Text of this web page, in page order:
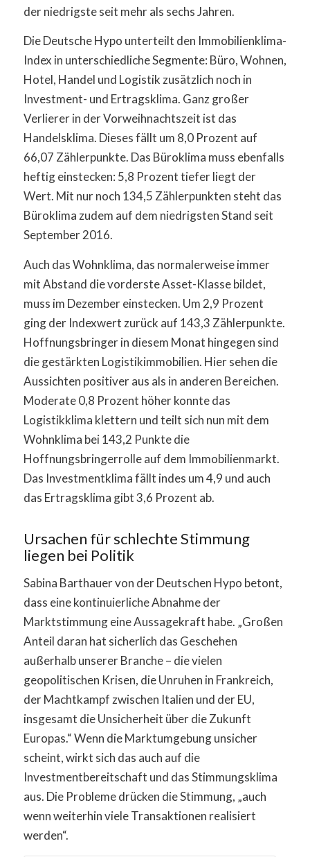
der niedrigste seit mehr als sechs Jahren.
Die Deutsche Hypo unterteilt den Immobilienklima-
Index in unterschiedliche Segmente: Büro, Wohnen,
Hotel, Handel und Logistik zusätzlich noch in
Investment- und Ertragsklima. Ganz großer
Verlierer in der Vorweihnachtszeit ist das
Handelsklima. Dieses fällt um 8,0 Prozent auf
66,07 Zählerpunkte. Das Büroklima muss ebenfalls
heftig einstecken: 5,8 Prozent tiefer liegt der
Wert. Mit nur noch 134,5 Zählerpunkten steht das
Büroklima zudem auf dem niedrigsten Stand seit
September 2016.
Auch das Wohnklima, das normalerweise immer
mit Abstand die vorderste Asset-Klasse bildet,
muss im Dezember einstecken. Um 2,9 Prozent
ging der Indexwert zurück auf 143,3 Zählerpunkte.
Hoffnungsbringer in diesem Monat hingegen sind
die gestärkten Logistikimmobilien. Hier sehen die
Aussichten positiver aus als in anderen Bereichen.
Moderate 0,8 Prozent höher konnte das
Logistikklima klettern und teilt sich nun mit dem
Wohnklima bei 143,2 Punkte die
Hoffnungsbringerrolle auf dem Immobilienmarkt.
Das Investmentklima fällt indes um 4,9 und auch
das Ertragsklima gibt 3,6 Prozent ab.
Ursachen für schlechte Stimmung
liegen bei Politik
Sabina Barthauer von der Deutschen Hypo betont,
dass eine kontinuierliche Abnahme der
Marktstimmung eine Aussagekraft habe. „Großen
Anteil daran hat sicherlich das Geschehen
außerhalb unserer Branche – die vielen
geopolitischen Krisen, die Unruhen in Frankreich,
der Machtkampf zwischen Italien und der EU,
insgesamt die Unsicherheit über die Zukunft
Europas.“ Wenn die Marktumgebung unsicher
scheint, wirkt sich das auch auf die
Investmentbereitschaft und das Stimmungsklima
aus. Die Probleme drücken die Stimmung, „auch
wenn weiterhin viele Transaktionen realisiert
werden“.